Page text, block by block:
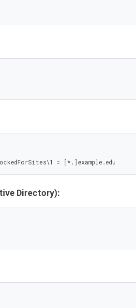
= [*.]example.edu
Directory):